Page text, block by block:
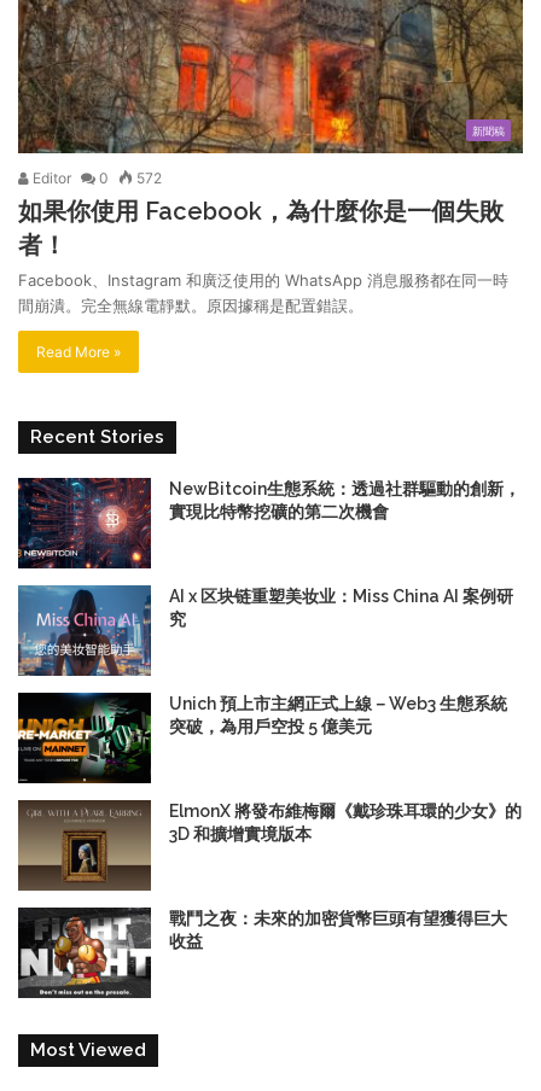
新聞稿
Editor 0 572
如果你使用 Facebook，為什麼你是一個失敗
者！
Facebook、Instagram 和廣泛使用的 WhatsApp 消息服務都在同一時
間崩潰。完全無線電靜默。原因據稱是配置錯誤。
Read More »
Recent Stories
NewBitcoin生態系統：透過社群驅動的創新，
實現比特幣挖礦的第二次機會
AI x 区块链重塑美妆业：Miss China AI 案例研
究
Unich 預上市主網正式上線－Web3 生態系統
突破，為用戶空投 5 億美元
ElmonX 將發布維梅爾《戴珍珠耳環的少女》的
3D 和擴增實境版本
戰鬥之夜：未來的加密貨幣巨頭有望獲得巨大
收益
Most Viewed